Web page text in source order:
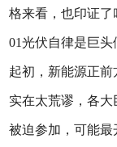
格来看，也印证了
01光伏自律是巨头
起初，新能源正
实在太荒谬，各
被迫参加，可能